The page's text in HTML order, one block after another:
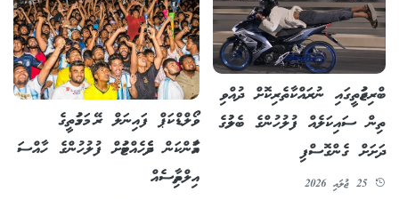
ބްރިޖުމަތީގައި ނުރައްކާތެރިކޮށް ދުއްވި
ތިން ސައިކަލެއް ފުލުހުންގެ ބެލުމުގެ
ދަށަށް ގެންގޮސްފި
25 ޖުލައި 2026
ވޯލްޑްކަޕް ފައިނަލް ރޭ މަގުމަތީގެ
އަމާންކަން ދެމެހެއްޓުމަށް ފުލުހުންގެ ހާއްސަ
އިލްތިމާސެއް